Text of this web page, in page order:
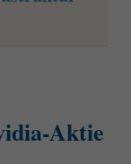
Aktie